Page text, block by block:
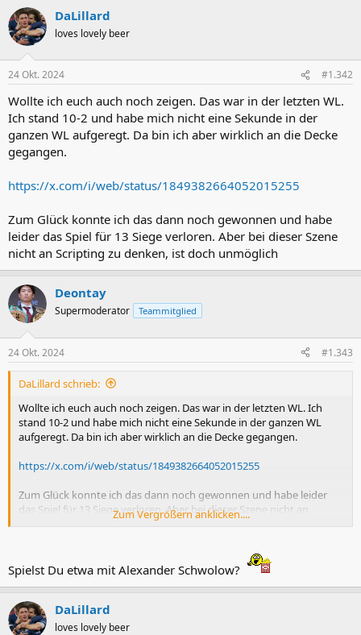
k
t
i
e
:
DaLillard
loves lovely beer
24 Okt. 2024 #1.342
Wollte ich euch auch noch zeigen. Das war in der letzten WL.
Ich stand 10-2 und habe mich nicht eine Sekunde in der
ganzen WL aufgeregt. Da bin ich aber wirklich an die Decke
gegangen.
https://x.com/i/web/status/1849382664052015255
Zum Glück konnte ich das dann noch gewonnen und habe
leider das Spiel für 13 Siege verloren. Aber bei dieser Szene
nicht an Scripting zu denken, ist doch unmöglich
Deontay
Supermoderator Teammitglied
24 Okt. 2024 #1.343
DaLillard schrieb:
Wollte ich euch auch noch zeigen. Das war in der letzten WL. Ich
stand 10-2 und habe mich nicht eine Sekunde in der ganzen WL
aufgeregt. Da bin ich aber wirklich an die Decke gegangen.
https://x.com/i/web/status/1849382664052015255
Zum Glück konnte ich das dann noch gewonnen und habe leider
das Spiel für 13 Siege verloren. Aber bei dieser Szene nicht an
Scripting zu denken, ist doch unmöglich
Zum Vergrößern anklicken....
Spielst Du etwa mit Alexander Schwolow?
DaLillard
loves lovely beer